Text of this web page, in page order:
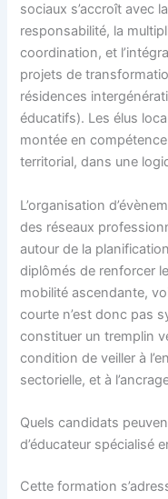
sociaux s’accroît avec
responsabilité, la
coordination, et
projets de
résidences
éducatifs). Les élus
montée en
territorial, dans une
L’organisation
des réseaux
autour de la
diplômés de renforcer
mobilité ascendante,
courte n’est donc pas
constituer un tremplin
condition de veiller à
sectorielle, et à
Quels candidats
d’éducateur spécialisé
Cette formation